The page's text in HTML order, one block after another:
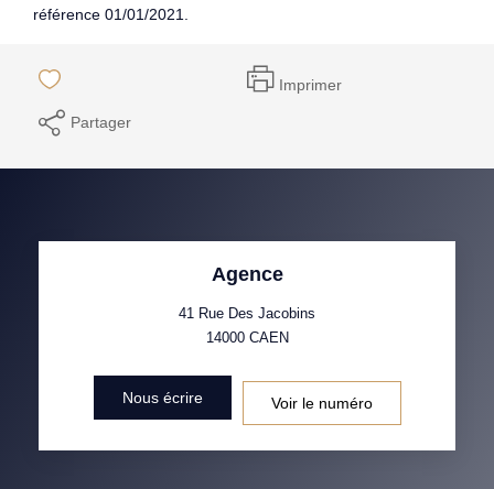
référence 01/01/2021.
Imprimer
Partager
Agence
41 Rue Des Jacobins
14000 CAEN
Nous écrire Voir le numéro